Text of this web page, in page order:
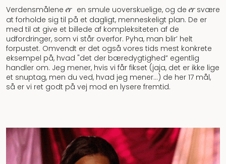
Verdensmålene er en smule uoverskuelige, og de ersvære
at forholde sig til på et dagligt, menneskeligt plan. De er
med til at give et billede af kompleksiteten af de
udfordringer, som vi står overfor. Pyha, man blir’ helt
forpustet. Omvendt er det også vores tids mest konkrete
eksempel på, hvad "det der bæredygtighed” egentlig
handler om. Jeg mener, hvis vi får fikset (jaja, det er ikke lige
et snuptag, men du ved, hvad jeg mener…) de her 17 mål,
så er vi ret godt på vej mod en lysere fremtid.